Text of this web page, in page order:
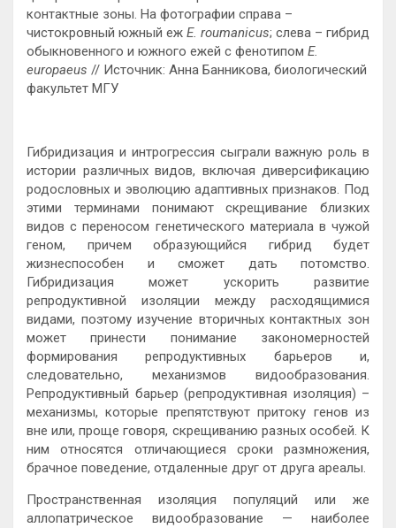
контактные зоны. На фотографии справа –
чистокровный южный еж E. roumanicus; слева – гибрид
обыкновенного и южного ежей с фенотипом E.
europaeus // Источник: Анна Банникова, биологический
факультет МГУ
Гибридизация и интрогрессия сыграли важную роль в
истории различных видов, включая диверсификацию
родословных и эволюцию адаптивных признаков. Под
этими терминами понимают скрещивание близких
видов с переносом генетического материала в чужой
геном, причем образующийся гибрид будет
жизнеспособен и сможет дать потомство.
Гибридизация может ускорить развитие
репродуктивной изоляции между расходящимися
видами, поэтому изучение вторичных контактных зон
может принести понимание закономерностей
формирования репродуктивных барьеров и,
следовательно, механизмов видообразования.
Репродуктивный барьер (репродуктивная изоляция) –
механизмы, которые препятствуют притоку генов из
вне или, проще говоря, скрещиванию разных особей. К
ним относятся отличающиеся сроки размножения,
брачное поведение, отдаленные друг от друга ареалы.
Пространственная изоляция популяций или же
аллопатрическое видообразование — наиболее